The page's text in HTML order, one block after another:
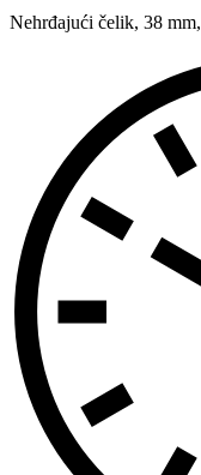
Nehrđajući čelik, 38 mm,